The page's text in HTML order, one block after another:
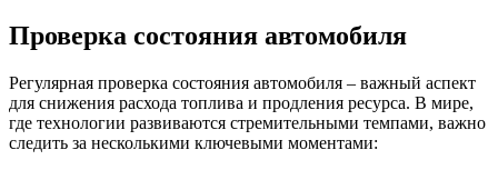
Проверка состояния автомобиля
Регулярная проверка состояния автомобиля – важный аспект
для снижения расхода топлива и продления ресурса. В мире,
где технологии развиваются стремительными темпами, важно
следить за несколькими ключевыми моментами: